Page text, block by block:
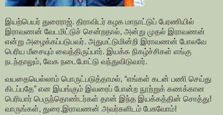
இயற்பெயர் துரைராஜ். திராவிடர் கழக மாநாட்டுப் பேரணியில்
இராவணன் வேடமிட்டுச் சென்றதால், அன்று முதல் இராவணன்
என்று அழைக்கப்படுபவர்.‌ அதுமட்டுமின்றி இராவணன் போலவே
பெரிய மீசையும் வைத்திருப்பார். இயக்க நிகழ்ச்சிகள் எங்கு
நடந்தாலும், வேக நடைபோட்டு வந்துவிடுவார்.
வயதையெல்லாம் பொருட்படுத்தாமல், “எங்கள் கடன் பணி செய்து
கிடப்பதே” என இயங்கும் இவரைப் போன்ற நூற்றுக் கணக்கான
பெரியார் பெருந்தொண்டர்கள் தான் இந்த இயக்கத்தின் சொத்து!
வாருங்கள், துரை.இராவணன் அவர்களிடம் பேசுவோம்!